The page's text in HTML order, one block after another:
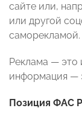
сайте или,
или другой
саморекламой.
Реклама — это
информация —
Позиция ФАС